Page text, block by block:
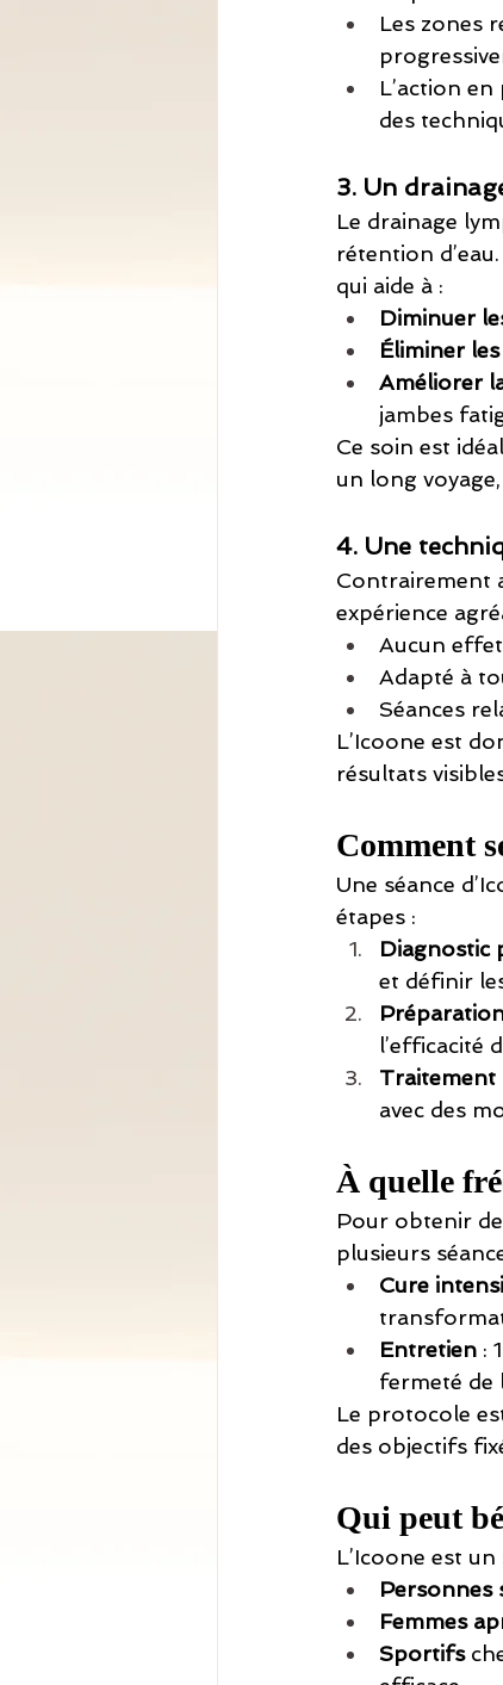
Les zones
L’action
des
3. Un
Le drainage
rétention
qui aide à :
Diminuer
Éliminer
Améliorer
jambes
Ce soin est
un long
4. Une
Contrairement
expérience
Aucun
Adapté à
Séances
L’Icoone est
résultats
Comment
Une séance
étapes :
Diagnostic
et définir
l’efficacité
avec des
À quelle
Pour obtenir
plusieurs
Cure
Entretien :
fermeté de
Le protocole
des objectifs
Qui peut
L’Icoone est
Personnes
Femmes
Sportifs